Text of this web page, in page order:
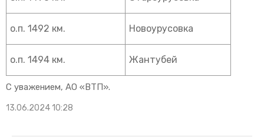
о.п. 1492 км. Новоурусовка
о.п. 1494 км. Жантубей
С уважением, АО «ВТП».
13.06.2024 10:28